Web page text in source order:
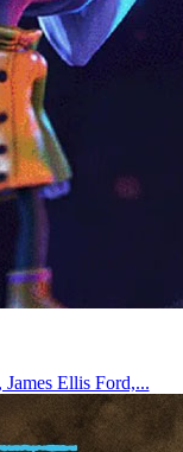
Ellis Ford,...